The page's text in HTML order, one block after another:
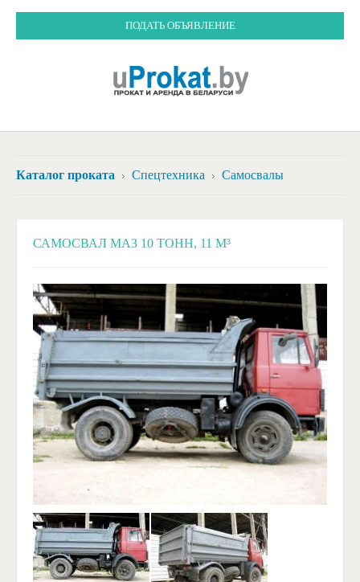
ПОДАТЬ ОБЪЯВЛЕНИЕ
Каталог проката Спецтехника Самосвалы
САМОСВАЛ МАЗ 10 ТОНН, 11 М³